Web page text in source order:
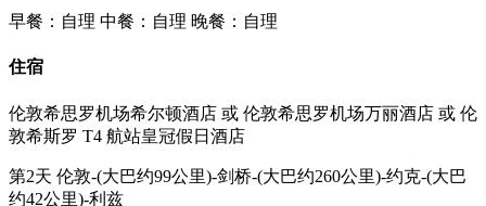
早餐：自理 中餐：自理 晚餐：自理
住宿
伦敦希思罗机场希尔顿酒店 或 伦敦希思罗机场万丽酒店 或 伦
敦希斯罗 T4 航站皇冠假日酒店
第2天 伦敦-(大巴约99公里)-剑桥-(大巴约260公里)-约克-(大巴
约42公里)-利兹